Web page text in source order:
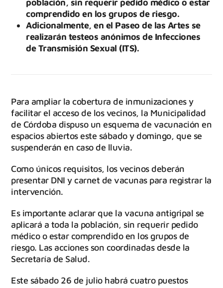
comprendido en los grupos de riesgo.
Adicionalmente, en el Paseo de las Artes se
realizarán testeos anónimos de Infecciones
de Transmisión Sexual (ITS).
Para ampliar la cobertura de inmunizaciones y
facilitar el acceso de los vecinos, la Municipalidad
de Córdoba dispuso un esquema de vacunación en
espacios abiertos este sábado y domingo, que se
suspenderán en caso de lluvia.
Como únicos requisitos, los vecinos deberán
presentar DNI y carnet de vacunas para registrar la
intervención.
Es importante aclarar que la vacuna antigripal se
aplicará a toda la población, sin requerir pedido
médico o estar comprendido en los grupos de
riesgo. Las acciones son coordinadas desde la
Secretaría de Salud.
Este sábado 26 de julio habrá cuatro puestos